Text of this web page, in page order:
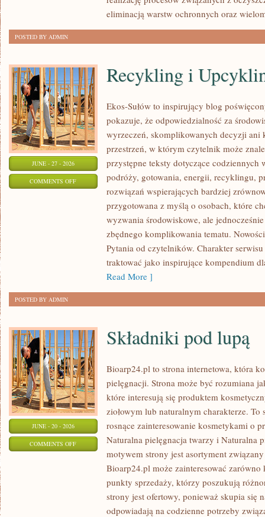
eliminacją warstw ochronnych oraz
POSTED BY ADMIN
JUNE - 27 - 2026
COMMENTS OFFON
RECYKLING
UPCYKLING
Recykling i
Ekos-Sułów to inspirujący blog
pokazuje, że odpowiedzialność za
wyrzeczeń, skomplikowanych decyzji ani
przestrzeń, w którym czytelnik może
przystępne teksty dotyczące
podróży, gotowania, energii, recyklingu,
rozwiązań wspierających bardziej
przygotowana z myślą o osobach, które
wyzwania środowiskowe, ale
zbędnego komplikowania tematu.
Pytania od czytelników. Charakter
traktować jako inspirujące kompendium
Read More ]
POSTED BY ADMIN
JUNE - 20 - 2026
COMMENTS OFFON
SKŁADNIKI
Składniki pod lupą
Bioarp24.pl to strona internetowa, która
pielęgnacji. Strona może być rozumiana
które interesują się produktem
ziołowym lub naturalnym charakterze.
rosnące zainteresowanie kosmetykami o
Naturalna pielęgnacja twarzy i Naturalna
motywem strony jest asortyment
Bioarp24.pl może zainteresować
punkty sprzedaży, którzy poszukują
strony jest ofertowy, ponieważ skupia się
odpowiadają na codzienne potrzeby